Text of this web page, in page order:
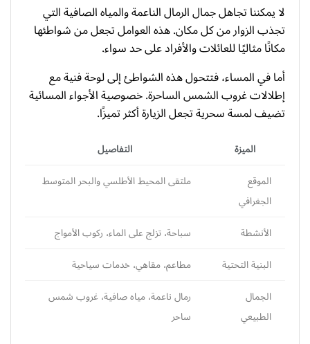
لا يمكننا تجاهل جمال الرمال الناعمة والمياه الصافية التي
تجذب الزوار من كل مكان. هذه العوامل تجعل من شواطئها
مكانًا مثاليًا للعائلات والأفراد على حد سواء.
أما في المساء، فتتحول هذه الشواطئ إلى لوحة فنية مع
إطلالات غروب الشمس الساحرة. خصوصية الأجواء المسائية
تضيف لمسة سحرية تجعل الزيارة أكثر تميزًا.
الميزة
التفاصيل
الموقع
الجغرافي
ملتقى المحيط الأطلسي والبحر المتوسط
الأنشطة
سباحة، تزلج على الماء، ركوب الأمواج
البنية التحتية
مطاعم، مقاهي، خدمات سياحية
الجمال
الطبيعي
رمال ناعمة، مياه صافية، غروب شمس
ساحر